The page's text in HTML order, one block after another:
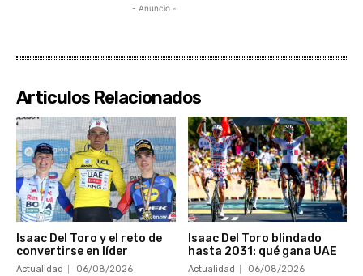
- Anuncio -
Articulos Relacionados
Isaac Del Toro y el reto de
convertirse en líder
Actualidad 06/08/2026
Isaac Del Toro blindado
hasta 2031: qué gana UAE
Actualidad 06/08/2026